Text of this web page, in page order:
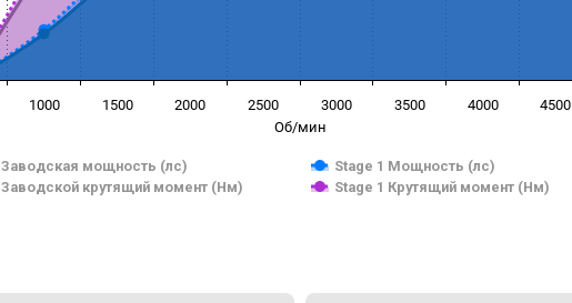
Об/мин
Заводская мощность (лс)
Stage 1 Мощность (лс)
Заводской крутящий момент (Нм)
Stage 1 Крутящий момент (Нм)
1000 1500 2000 2500 3000 3500 4000 4500